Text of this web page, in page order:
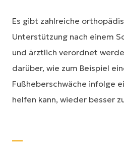
Es gibt zahlreiche
Unterstützung nach einem
und ärztlich verordnet
darüber, wie zum Beispiel
Fußheberschwäche infolge
helfen kann, wieder besser